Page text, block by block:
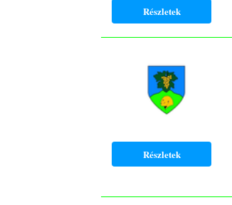
Részletek
Részletek